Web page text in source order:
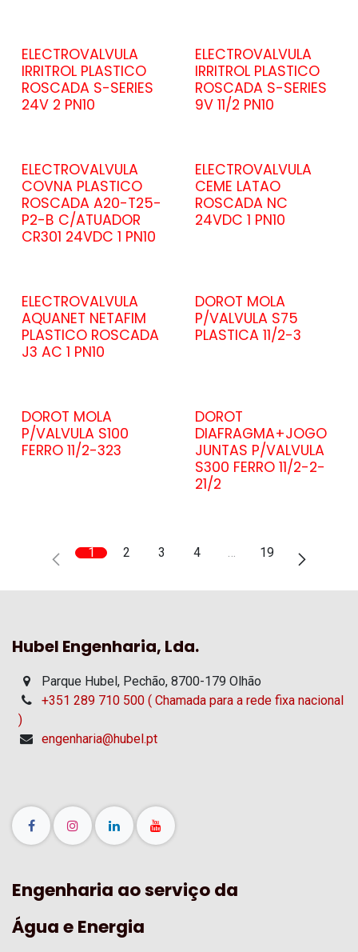
ELECTROVALVULA
IRRITROL PLASTICO
ROSCADA S-SERIES
24V 2 PN10
ELECTROVALVULA
IRRITROL PLASTICO
ROSCADA S-SERIES
9V 11/2 PN10
ELECTROVALVULA
COVNA PLASTICO
ROSCADA A20-T25-
P2-B C/ATUADOR
CR301 24VDC 1 PN10
ELECTROVALVULA
CEME LATAO
ROSCADA NC
24VDC 1 PN10
ELECTROVALVULA
AQUANET NETAFIM
PLASTICO ROSCADA
J3 AC 1 PN10
DOROT MOLA
P/VALVULA S75
PLASTICA 11/2-3
DOROT MOLA
P/VALVULA S100
FERRO 11/2-323
DOROT
DIAFRAGMA+JOGO
JUNTAS P/VALVULA
S300 FERRO 11/2-2-
21/2
1 2 3 4 19
Hubel Engenharia, Lda.
Parque Hubel, Pechão, 8700-179 Olhão
+351 289 710 500 ( Chamada para a rede fixa nacional
)
engenharia@hubel.pt
Engenharia ao serviço da
Água e Energia